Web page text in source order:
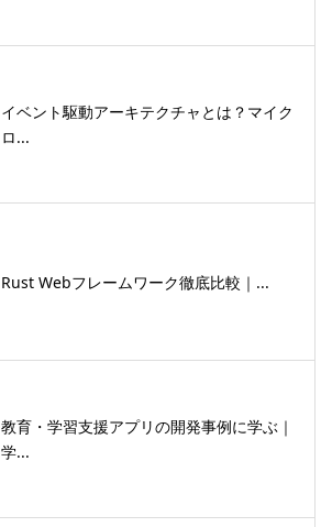
イベント駆動アーキテクチャとは？マイク
ロ...
Rust Webフレームワーク徹底比較｜...
教育・学習支援アプリの開発事例に学ぶ｜
学...